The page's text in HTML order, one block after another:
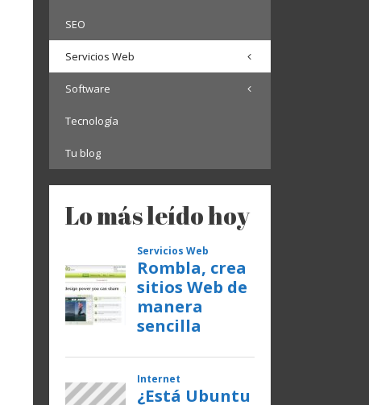
SEO
Servicios Web
Software
Tecnología
Tu blog
Lo más leído hoy